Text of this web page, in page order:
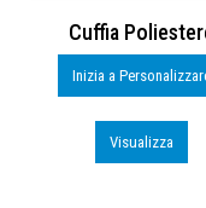
Cuffia
Inizia a
Visualizza